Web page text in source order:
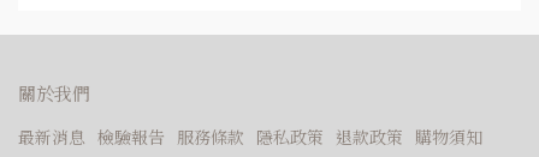
關於我們
最新消息 檢驗報告 服務條款 隱私政策 退款政策 購物須知